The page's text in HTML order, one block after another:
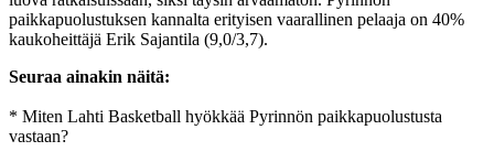
paikkapuolustuksen kannalta erityisen vaarallinen pelaaja on 40%
kaukoheittäjä Erik Sajantila (9,0/3,7).
Seuraa ainakin näitä:
* Miten Lahti Basketball hyökkää Pyrinnön paikkapuolustusta
vastaan?